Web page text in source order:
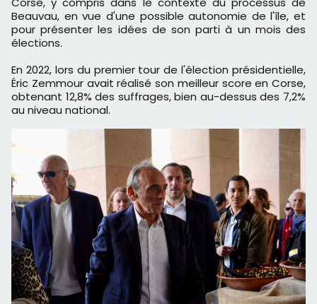
Beauvau, en vue d'une possible autonomie de l'île, et
pour présenter les idées de son parti à un mois des
élections.
En 2022, lors du premier tour de l'élection présidentielle,
Éric Zemmour avait réalisé son meilleur score en Corse,
obtenant 12,8% des suffrages, bien au-dessus des 7,2%
au niveau national.